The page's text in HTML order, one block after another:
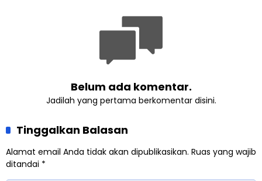
Yogyakarta
Belum ada komentar.
Jadilah yang pertama berkomentar disini.
Tinggalkan Balasan
Alamat email Anda tidak akan dipublikasikan. Ruas yang wajib
ditandai *